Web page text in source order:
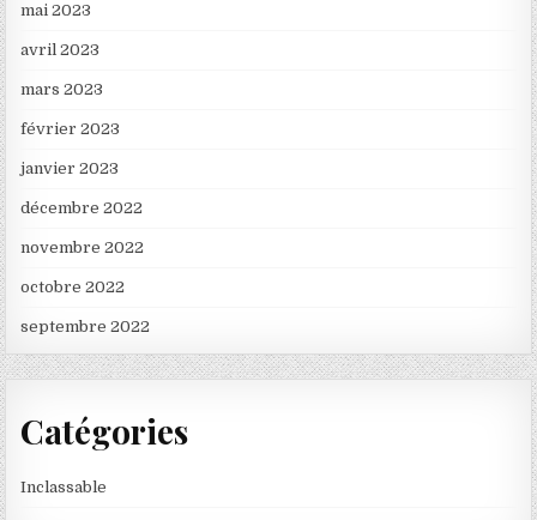
mai 2023
avril 2023
mars 2023
février 2023
janvier 2023
décembre 2022
novembre 2022
octobre 2022
septembre 2022
Catégories
Inclassable